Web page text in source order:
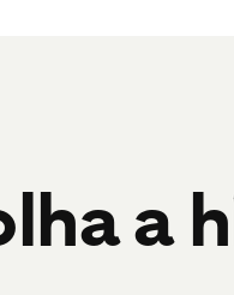
a